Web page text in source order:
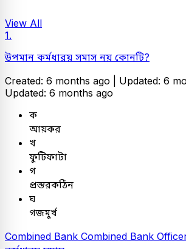
View All
1.
উপমান কর্মধারয় সমাস নয় কোনটি?
Created: 6 months ago | Updated: 6
Updated: 6 months ago
ক
আয়কর
খ
ফুটিফাটা
গ
প্রস্তরকঠিন
ঘ
গজমূর্খ
Combined Bank Combined Bank